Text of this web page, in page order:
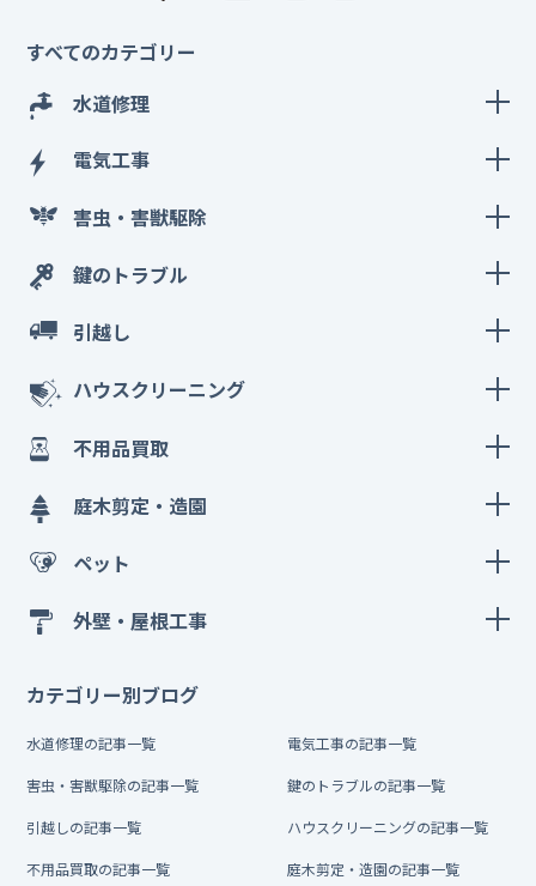
すべてのカテゴリー
水道修理
電気工事
害虫・害獣駆除
鍵のトラブル
引越し
ハウスクリーニング
不用品買取
庭木剪定・造園
ペット
外壁・屋根工事
カテゴリー別ブログ
水道修理の記事一覧 電気工事の記事一覧
害虫・害獣駆除の記事一覧 鍵のトラブルの記事一覧
引越しの記事一覧 ハウスクリーニングの記事一覧
不用品買取の記事一覧 庭木剪定・造園の記事一覧